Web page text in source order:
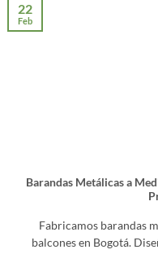
Barandas Metálicas a
Fabricamos barandas
balcones en Bogotá.
22
Feb